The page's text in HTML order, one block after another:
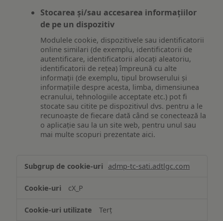
Stocarea și/sau accesarea informațiilor
de pe un dispozitiv
Modulele cookie, dispozitivele sau identificatorii
online similari (de exemplu, identificatorii de
autentificare, identificatorii alocați aleatoriu,
identificatorii de rețea) împreună cu alte
informații (de exemplu, tipul browserului și
informațiile despre acesta, limba, dimensiunea
ecranului, tehnologiile acceptate etc.) pot fi
stocate sau citite pe dispozitivul dvs. pentru a le
recunoaște de fiecare dată când se conectează la
o aplicație sau la un site web, pentru unul sau
mai multe scopuri prezentate aici.
și/sau
informațiilor
pe
admp-tc-sati.adtlgc.com
cX_P
Terț